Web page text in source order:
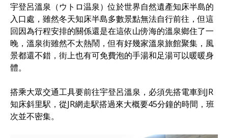
宇登呂溫泉（ウトロ温泉）位於世界自然遺產知床半島的
入口處，雖然冬天知床半島多數景點無法自行前往，但這
回因為行程安排的關係還是在這依山傍海的溫泉鄉住了一
晚，溫泉街雖然不太熱鬧，但有好幾家溫泉旅館聚集，風
景都還不錯，街上也有可免費泡的手湯和足湯可以暖暖身
體。
搭乘大眾交通工具要前往宇登呂溫泉，必須先搭電車到JR
知床斜里駅，從JR網走駅搭過來大概要45分鐘的時間，班
次並不密集。